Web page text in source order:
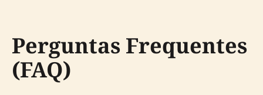
Perguntas Frequentes
(FAQ)